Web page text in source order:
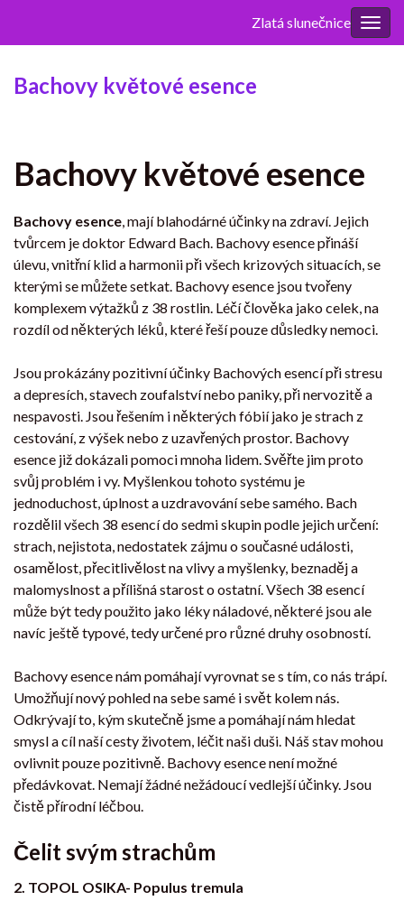
Zlatá slunečnice
Bachovy květové esence
Bachovy květové esence
Bachovy esence, mají blahodárné účinky na zdraví. Jejich
tvůrcem je doktor Edward Bach. Bachovy esence přináší
úlevu, vnitřní klid a harmonii při všech krizových situacích, se
kterými se můžete setkat. Bachovy esence jsou tvořeny
komplexem výtažků z 38 rostlin. Léčí člověka jako celek, na
rozdíl od některých léků, které řeší pouze důsledky nemoci.
Jsou prokázány pozitivní účinky Bachových esencí při stresu
a depresích, stavech zoufalství nebo paniky, při nervozitě a
nespavosti. Jsou řešením i některých fóbií jako je strach z
cestování, z výšek nebo z uzavřených prostor. Bachovy
esence již dokázali pomoci mnoha lidem. Svěřte jim proto
svůj problém i vy. Myšlenkou tohoto systému je
jednoduchost, úplnost a uzdravování sebe samého. Bach
rozdělil všech 38 esencí do sedmi skupin podle jejich určení:
strach, nejistota, nedostatek zájmu o současné události,
osamělost, přecitlivělost na vlivy a myšlenky, beznaděj a
malomyslnost a přílišná starost o ostatní. Všech 38 esencí
může být tedy použito jako léky náladové, některé jsou ale
navíc ještě typové, tedy určené pro různé druhy osobností.
Bachovy esence nám pomáhají vyrovnat se s tím, co nás trápí.
Umožňují nový pohled na sebe samé i svět kolem nás.
Odkrývají to, kým skutečně jsme a pomáhají nám hledat
smysl a cíl naší cesty životem, léčit naši duši. Náš stav mohou
ovlivnit pouze pozitivně. Bachovy esence není možné
předávkovat. Nemají žádné nežádoucí vedlejší účinky. Jsou
čistě přírodní léčbou.
Čelit svým strachům
2. TOPOL OSIKA- Populus tremula